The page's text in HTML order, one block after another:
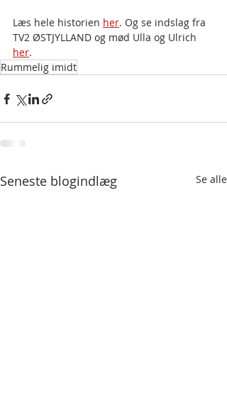
Læs hele historien her. Og se indslag fra
TV2 ØSTJYLLAND og mød Ulla og Ulrich
her.
Rummelig imidt
Seneste blogindlæg Se alle